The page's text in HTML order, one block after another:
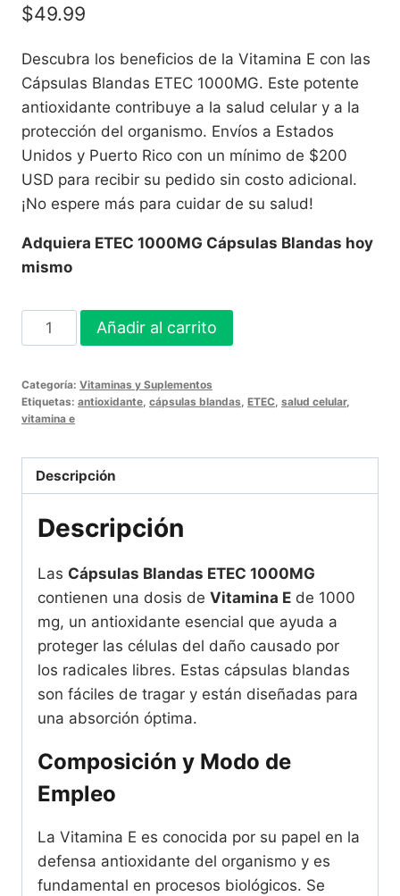
$49.99
Descubra los beneficios de la Vitamina E con las
Cápsulas Blandas ETEC 1000MG. Este potente
antioxidante contribuye a la salud celular y a la
protección del organismo. Envíos a Estados
Unidos y Puerto Rico con un mínimo de $200
USD para recibir su pedido sin costo adicional.
¡No espere más para cuidar de su salud!
Adquiera ETEC 1000MG Cápsulas Blandas hoy
mismo
ETEC
1000MG
Blandas
-
cantidad
Añadir al carrito
Categoría: Vitaminas y Suplementos
Etiquetas: antioxidante cápsulas blandas ETEC salud celular,
vitamina e
Descripción
Descripción
Las Cápsulas Blandas ETEC 1000MG
contienen una dosis de Vitamina E de 1000
mg, un antioxidante esencial que ayuda a
proteger las células del daño causado por
los radicales libres. Estas cápsulas blandas
son fáciles de tragar y están diseñadas para
una absorción óptima.
Composición y Modo de
Empleo
La Vitamina E es conocida por su papel en la
defensa antioxidante del organismo y es
fundamental en procesos biológicos. Se